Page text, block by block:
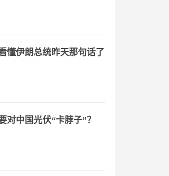
懂伊朗总统昨天那句话了
对中国光伏“卡脖子”？